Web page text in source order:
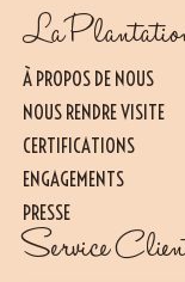
La
À PROPOS DE NOUS
NOUS RENDRE VISITE
CERTIFICATIONS
ENGAGEMENTS
PRESSE
Service
Essentiel
CES COOKIES SONT